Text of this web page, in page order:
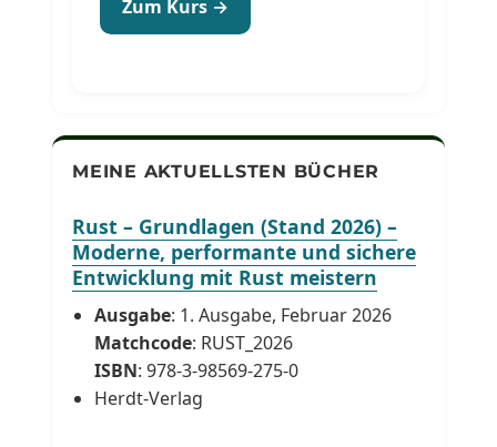
Zum Kurs →
MEINE AKTUELLSTEN BÜCHER
Rust – Grundlagen (Stand 2026) –
Moderne, performante und sichere
Entwicklung mit Rust meistern
Ausgabe: 1. Ausgabe, Februar 2026
Matchcode: RUST_2026
ISBN: 978-3-98569-275-0
Herdt-Verlag